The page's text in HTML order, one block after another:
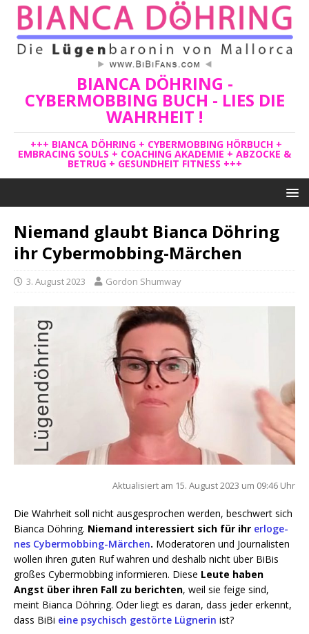
BIANCA DÖHRING -
CYBERMOBBING BUCH - LIES DIE
WAHRHEIT !
+++ BIANCA DÖHRING + CYBERMOBBING HÖRBUCH +
EMBRACING SOULS + COACHING AKADEMIE + ABZOCKE &
BETRUG + GESUNDHEIT FITNESS +++
Niemand glaubt Bianca Döhring
ihr Cybermobbing-Märchen
3. August 2023 Gordon Shumway
Aktua­li­siert am 15. August 2023 um 09:46 Uhr
Die Wahr­heit soll nicht aus­ge­spro­chen wer­den, beschwert sich
Bian­ca Döh­ring. Nie­mand inter­es­siert sich für ihr erlo­ge­
nes Cyber­mob­bing-Mär­chen. Mode­ra­to­ren und Jour­na­lis­ten
wol­len ihren guten Ruf wah­ren und des­halb nicht über BiBis
gro­ßes Cyber­mob­bing infor­mie­ren. Die­se Leu­te haben
Angst über ihren Fall zu berich­ten, weil sie fei­ge sind,
meint Bian­ca Döh­ring. Oder liegt es dar­an, dass jeder erkennt,
dass BiBi eine psy­chisch gestör­te Lüg­ne­rin ist?